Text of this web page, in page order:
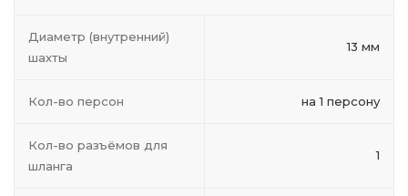
Диаметр (внутренний)
шахты
13 мм
Кол-во персон на 1 персону
Кол-во разъёмов для
шланга
1